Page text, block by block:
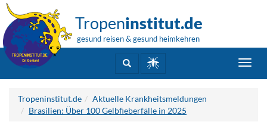
Tropeninstitut.de
gesund reisen & gesund heimkehren
Tropeninstitut.de
Aktuelle Krankheitsmeldungen
Brasilien: Über 100 Gelbfieberfälle in 2025